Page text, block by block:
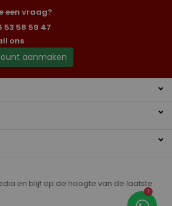
een vraag?
53 58 59 47
ons
aanmaken
en blijf op de hoogte van de laatste
1